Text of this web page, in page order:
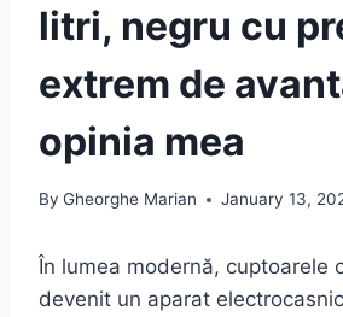
litri, negru cu
extrem de
opinia mea
By Gheorghe Marian January 13,
În lumea modernă, cuptoarele
devenit un aparat